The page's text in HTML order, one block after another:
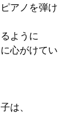
アノを弾け
ように
心がけてい
は、